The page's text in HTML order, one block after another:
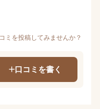
ミを投稿してみませんか？
口コミを書く